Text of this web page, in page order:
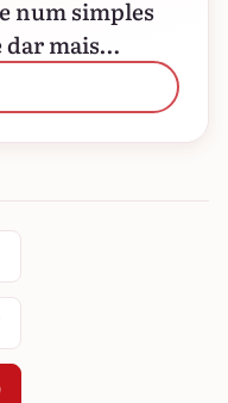
num simples
mais